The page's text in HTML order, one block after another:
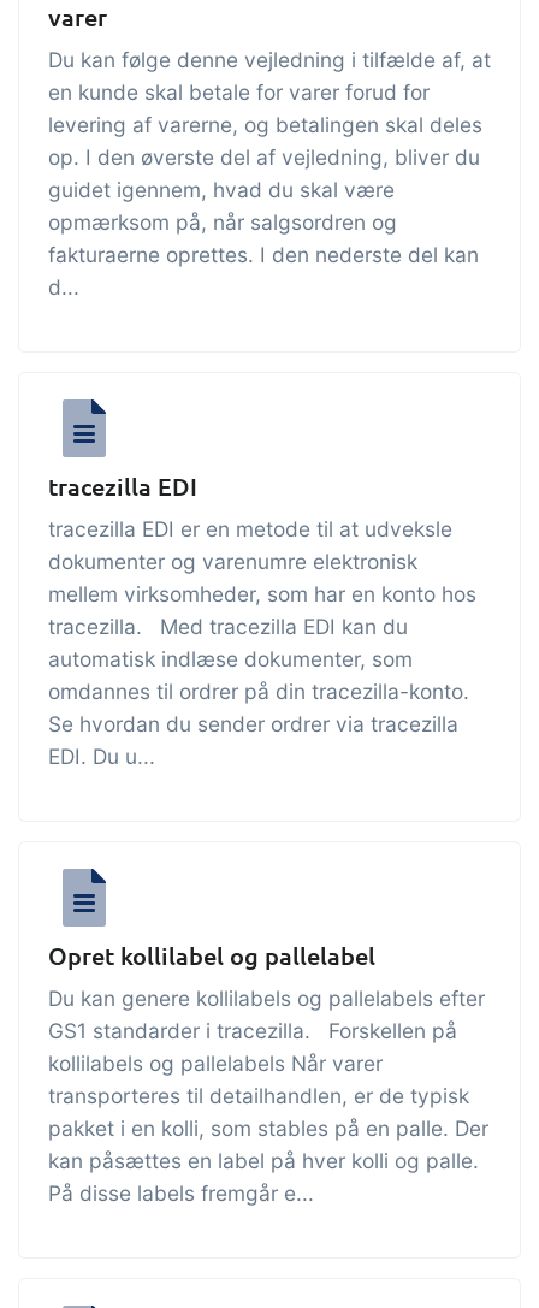
varer
Du kan følge denne vejledning i tilfælde af, at
en kunde skal betale for varer forud for
levering af varerne, og betalingen skal deles
op. I den øverste del af vejledning, bliver du
guidet igennem, hvad du skal være
opmærksom på, når salgsordren og
fakturaerne oprettes. I den nederste del kan
d...
tracezilla EDI
tracezilla EDI er en metode til at udveksle
dokumenter og varenumre elektronisk
mellem virksomheder, som har en konto hos
tracezilla. Med tracezilla EDI kan du
automatisk indlæse dokumenter, som
omdannes til ordrer på din tracezilla-konto.
Se hvordan du sender ordrer via tracezilla
EDI. Du u...
Opret kollilabel og pallelabel
Du kan genere kollilabels og pallelabels efter
GS1 standarder i tracezilla. Forskellen på
kollilabels og pallelabels Når varer
transporteres til detailhandlen, er de typisk
pakket i en kolli, som stables på en palle. Der
kan påsættes en label på hver kolli og palle.
På disse labels fremgår e...